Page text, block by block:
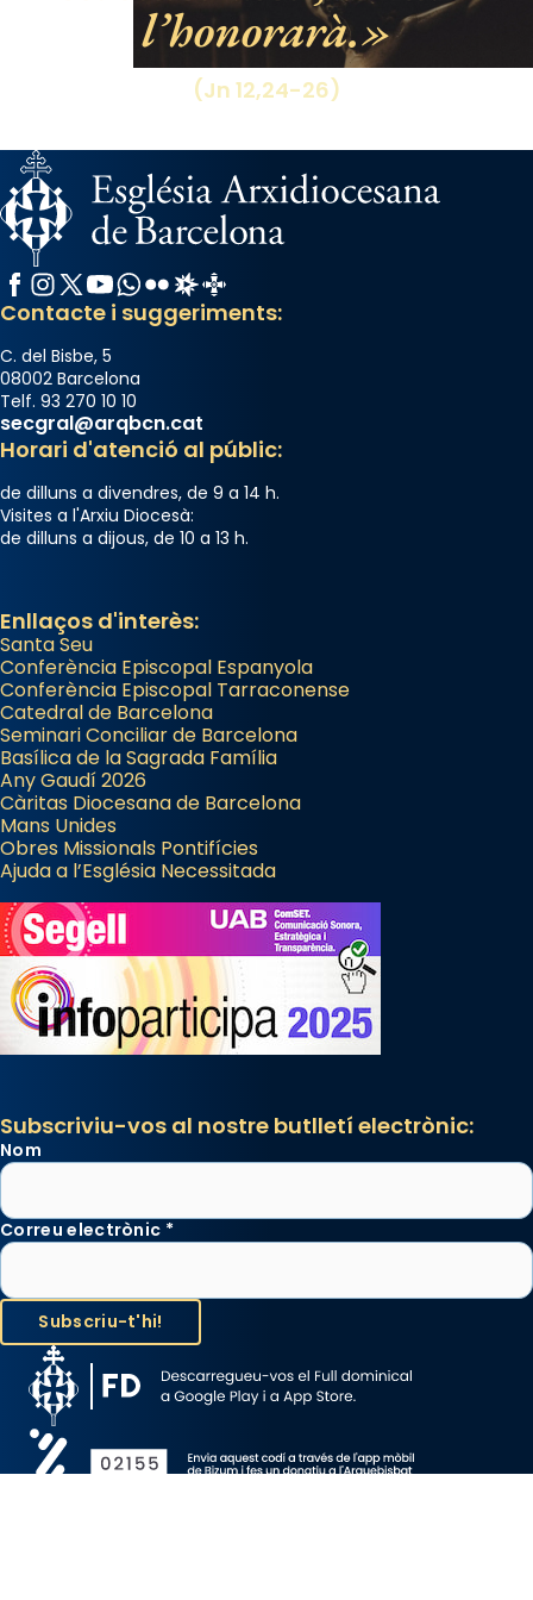
View on Facebook Share
l’honorarà.
(Jn 12,24-26)
Facebook
Instagram
X / Twitter
YouTube
WhatsApp
FlickrRadio Estel
Catalunya Cristiana
Contacte i suggeriments:
C. del Bisbe, 5
08002 Barcelona
Telf. 93 270 10 10
secgral@arqbcn.cat
Horari d'atenció al públic:
de dilluns a divendres, de 9 a 14 h.
Visites a l'Arxiu Diocesà:
de dilluns a dijous, de 10 a 13 h.
Enllaços d'interès:
Santa Seu
Conferència Episcopal Espanyola
Conferència Episcopal Tarraconense
Catedral de Barcelona
Seminari Conciliar de Barcelona
Basílica de la Sagrada Família
Any Gaudí 2026
Càritas Diocesana de Barcelona
Mans Unides
Obres Missionals Pontifícies
Ajuda a l’Església Necessitada
Subscriviu-vos al nostre butlletí electrònic:
Nom
Correu electrònic *